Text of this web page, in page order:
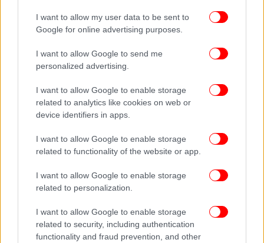
I want to allow my user data to be sent to
Google for online advertising purposes.
I want to allow Google to send me
personalized advertising.
I want to allow Google to enable storage
related to analytics like cookies on web or
device identifiers in apps.
I want to allow Google to enable storage
related to functionality of the website or app.
I want to allow Google to enable storage
related to personalization.
I want to allow Google to enable storage
related to security, including authentication
functionality and fraud prevention, and other
Tips:Για έξτρα χρώμα, γεύση και γλύκα μπορείτε να
γαρνίρετε τη μαρέγκα με σιρόπι φράουλα και άχνη.
Μπορείτε επίσης να προσθέσετε στη μαρέγκα
μερικές σταγόνες εκχυλίσματος βανίλιας ή
μαστίχαςγια να την ενισχύσετε αρωματικά.